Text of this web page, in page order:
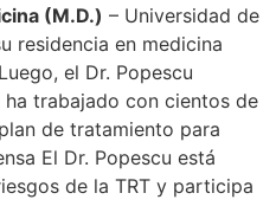
(M.D.) – Universidad de
residencia en medicina
el Dr. Popescu
trabajado con cientos de
de tratamiento para
El Dr. Popescu está
de la TRT y participa